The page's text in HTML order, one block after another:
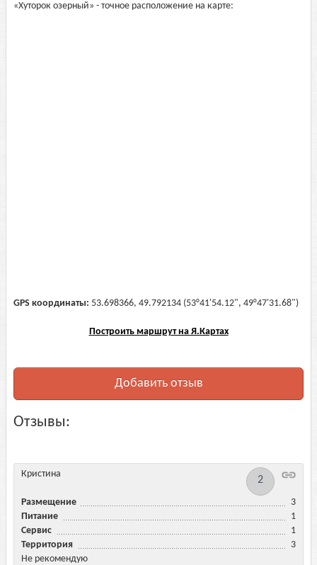
«Хуторок озерный» - точное расположение на карте:
GPS координаты: 53.698366, 49.792134 (53°41'54.12", 49°47'31.68")
Построить маршрут на Я.Картах
Добавить отзыв
Отзывы:
Кристина
2
Размещение
3
Питание
1
Сервис
1
Территория
3
Не рекомендую